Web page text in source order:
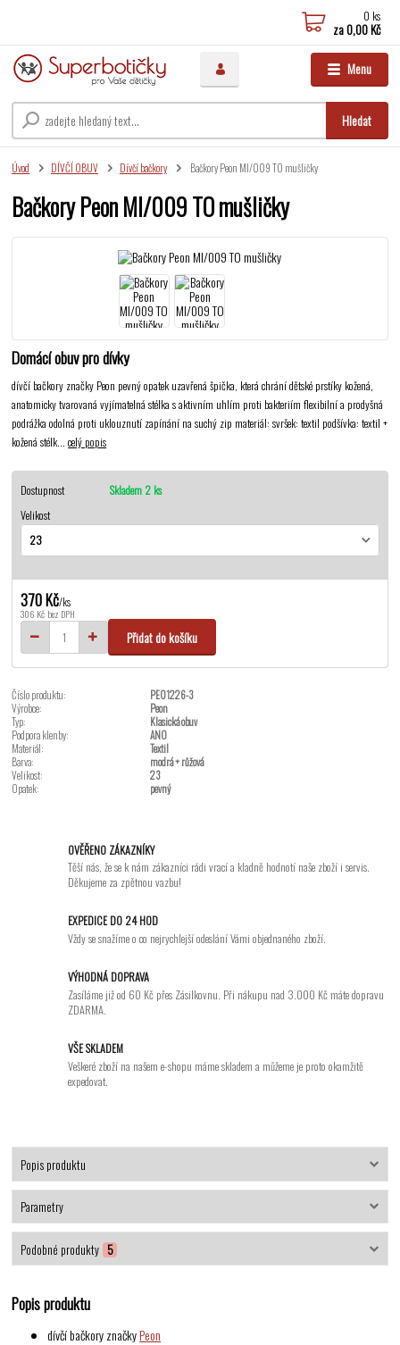
Menu
Hledat
0 ks
za0,00 Kč
Úvod DÍVČÍ OBUV Dívčí bačkory Bačkory Peon MI/009 TO mušličky
Bačkory Peon MI/009 TO mušličky
Domácí obuv pro dívky
dívčí bačkory značky Peon pevný opatek uzavřená špička, která chrání dětské prstíky kožená,
anatomicky tvarovaná vyjímatelná stélka s aktivním uhlím proti bakteriím flexibilní a prodyšná
podrážka odolná proti uklouznutí zapínání na suchý zip materiál: svršek: textil podšívka: textil +
kožená stélk...celý popis
Dostupnost
Skladem 2 ks
Velikost
370 Kč/ks
306 Kč bez DPH
Přidat do košíku
Číslo produktu:
PEO1226-3
Výrobce:
Peon
Typ:
Klasická obuv
Podpora klenby:
ANO
Materiál:
Textil
Barva:
modrá + růžová
Velikost:
23
Opatek:
pevný
OVĚŘENO ZÁKAZNÍKY
Těší nás, že se k nám zákazníci rádi vrací a kladně hodnotí naše zboží i servis.
Děkujeme za zpětnou vazbu!
EXPEDICE DO 24 HOD
Vždy se snažíme o co nejrychlejší odeslání Vámi objednaného zboží.
VÝHODNÁ DOPRAVA
Zasíláme již od 60 Kč přes Zásilkovnu. Při nákupu nad 3.000 Kč máte dopravu
ZDARMA.
VŠE SKLADEM
Veškeré zboží na našem e-shopu máme skladem a můžeme je proto okamžitě
expedovat.
Popis produktu
Parametry
Podobné produkty 5
Popis produktu
dívčí bačkory značkyPeon